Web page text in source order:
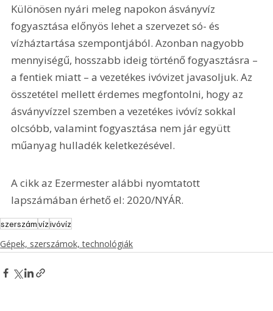
Különösen nyári meleg napokon ásványvíz
fogyasztása előnyös lehet a szervezet só- és
vízháztartása szempontjából. Azonban nagyobb
mennyiségű, hosszabb ideig történő fogyasztásra –
a fentiek miatt – a vezetékes ivóvizet javasoljuk. Az
összetétel mellett érdemes megfontolni, hogy az
ásványvízzel szemben a vezetékes ivóvíz sokkal
olcsóbb, valamint fogyasztása nem jár együtt
műanyag hulladék keletkezésével.
A cikk az Ezermester alábbi nyomtatott
lapszámában érhető el: 2020/NYÁR.
szerszámvízivóvíz
Gépek, szerszámok, technológiák